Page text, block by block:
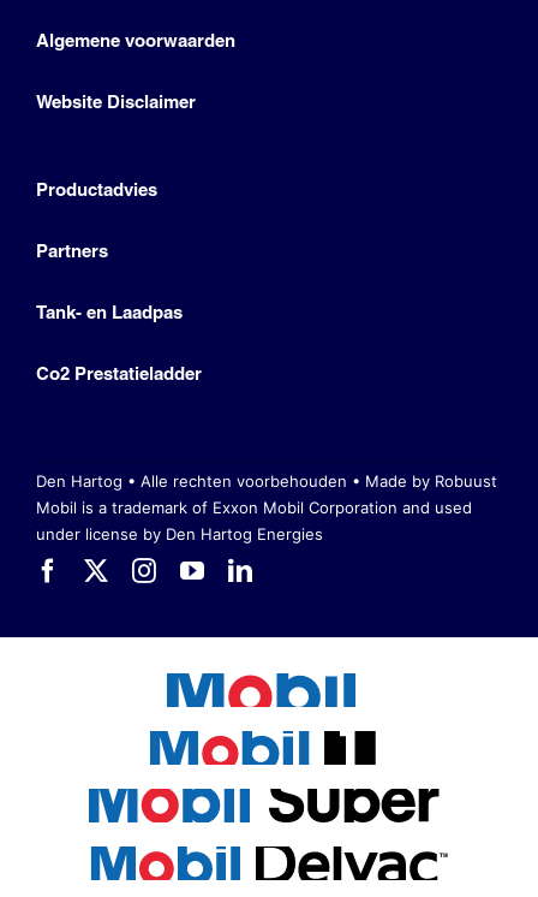
Algemene voorwaarden
Website Disclaimer
Productadvies
Partners
Tank- en Laadpas
Co2 Prestatieladder
Den Hartog • Alle rechten voorbehouden • Made by Robuust
Mobil is a trademark of Exxon Mobil Corporation and used
under license by Den Hartog Energies